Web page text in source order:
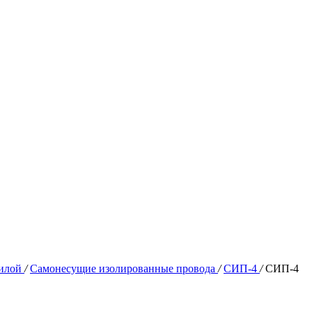
/ Самонесущие изолированные провода / СИП-4 / СИП-4